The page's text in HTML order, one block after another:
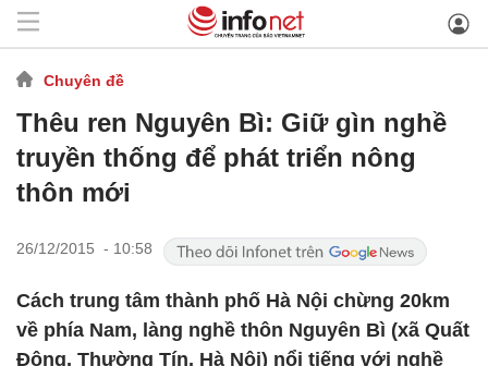
Chuyên đề
Thêu ren Nguyên Bì: Giữ gìn nghề
truyền thống để phát triển nông
thôn mới
26/12/2015 - 10:58
Cách trung tâm thành phố Hà Nội chừng 20km
về phía Nam, làng nghề thôn Nguyên Bì (xã Quất
Động, Thường Tín, Hà Nội) nổi tiếng với nghề